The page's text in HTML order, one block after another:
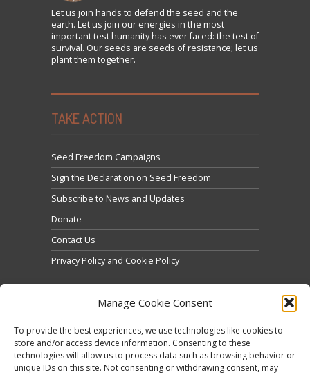
Manage Cookie Consent
To provide the best experiences, we use technologies like cookies to
store and/or access device information. Consenting to these
technologies will allow us to process data such as browsing behavior or
unique IDs on this site. Not consenting or withdrawing consent, may
Let us join hands to defend the seed and the
earth. Let us join our energies in the most
important test humanity has ever faced: the test of
survival. Our seeds are seeds of resistance; let us
plant them together.
TAKE ACTION
Seed Freedom Campaigns
Sign the Declaration on Seed Freedom
Subscribe to News and Updates
Donate
Contact Us
Privacy Policy and Cookie Policy
Click to accept marketing cookies and enable this